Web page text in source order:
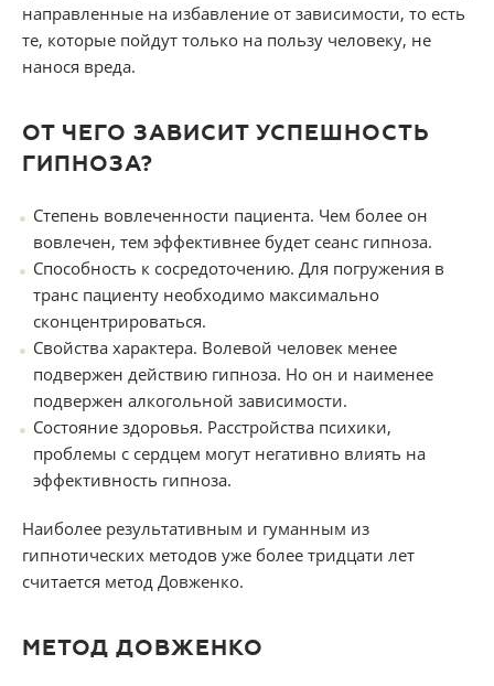
направленные на избавление от зависимости, то есть
те, которые пойдут только на пользу человеку, не
нанося вреда.
ОТ ЧЕГО ЗАВИСИТ УСПЕШНОСТЬ
ГИПНОЗА?
Степень вовлеченности пациента. Чем более он
вовлечен, тем эффективнее будет сеанс гипноза.
Способность к сосредоточению. Для погружения в
транс пациенту необходимо максимально
сконцентрироваться.
Свойства характера. Волевой человек менее
подвержен действию гипноза. Но он и наименее
подвержен алкогольной зависимости.
Состояние здоровья. Расстройства психики,
проблемы с сердцем могут негативно влиять на
эффективность гипноза.
Наиболее результативным и гуманным из
гипнотических методов уже более тридцати лет
считается метод Довженко.
МЕТОД ДОВЖЕНКО